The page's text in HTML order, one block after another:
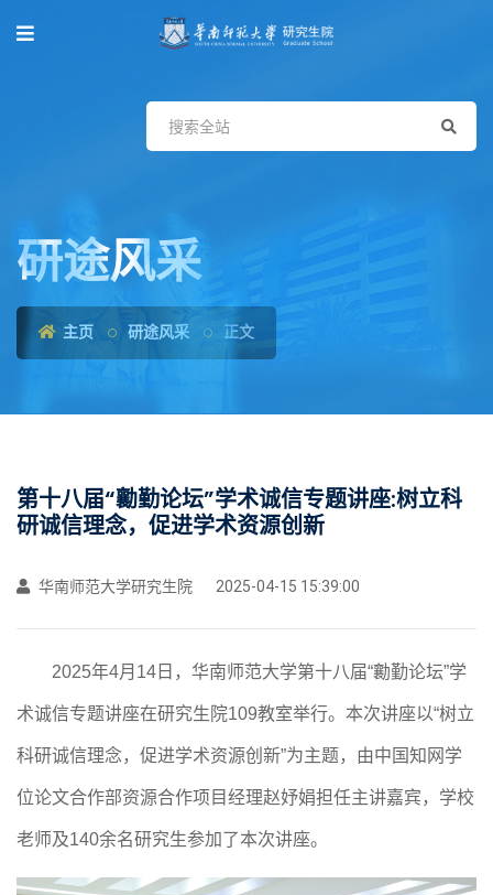
研途风采
主页 研途风采 正文
第十八届“勷勤论坛”学术诚信专题讲座:树立科
研诚信理念，促进学术资源创新
华南师范大学研究生院 2025-04-15 15:39:00
2025年4月14日，华南师范大学第十八届“勷勤论坛”学
术诚信专题讲座在研究生院109教室举行。本次讲座以“树立
科研诚信理念，促进学术资源创新”为主题，由中国知网学
位论文合作部资源合作项目经理赵妤娟担任主讲嘉宾 ， 学校
老师及140余名研究生参加了本次讲座。